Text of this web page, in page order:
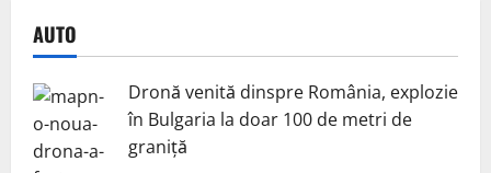
AUTO
Dronă venită dinspre România, explozie
în Bulgaria la doar 100 de metri de
graniță